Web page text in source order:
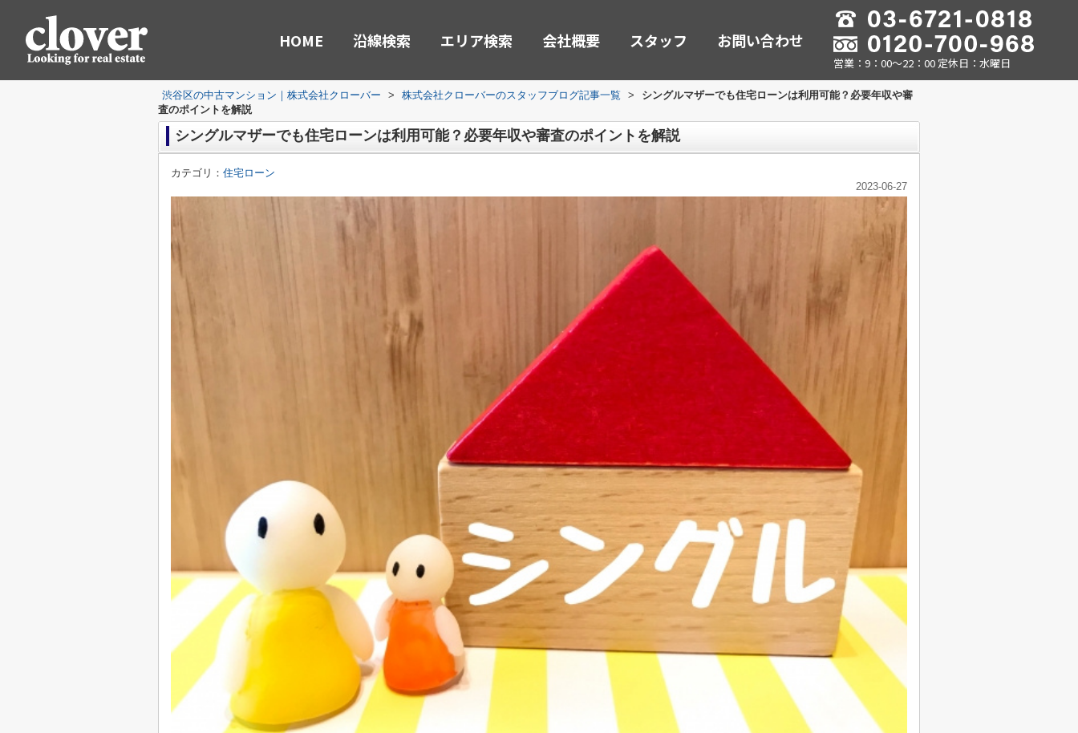
HOME 沿線検索 エリア検索 会社概要 スタッフ お問い合わせ
営業：9：00～22：00 定休日：水曜日
渋谷区の中古マンション｜株式会社クローバー > 株式会社クローバーのスタッフブログ記事一覧 >
シングルマザーでも住宅ローンは利用可能？必要年収や審
査のポイントを解説
シングルマザーでも住宅ローンは利用可能？必要年収や審査のポイントを解説
カテゴリ： 住宅ローン
2023-06-27